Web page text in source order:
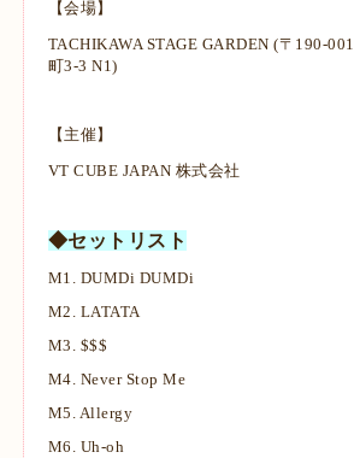
【会場】
TACHIKAWA STAGE GARDEN (〒190-
町3-3 N1)
【主催】
VT CUBE JAPAN 株式会社
◆セットリスト
M1.
DUMDi DUMDi
M2. LATATA
M3. $$$
M4. Never Stop Me
M5. Allergy
M6. Uh-oh